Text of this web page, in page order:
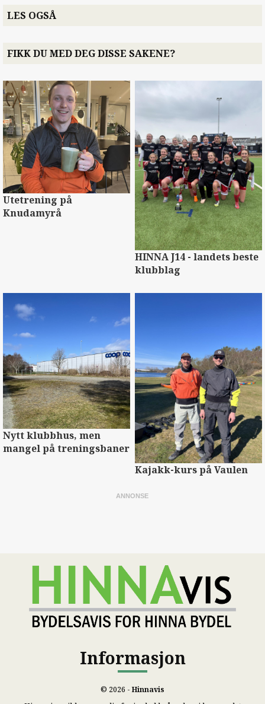
LES OGSÅ
FIKK DU MED DEG DISSE SAKENE?
Utetrening på
Knudamyrå
HINNA J14 - landets beste
klubblag
Nytt klubbhus, men
mangel på treningsbaner
Kajakk-kurs på Vaulen
Informasjon
© 2026 - Hinnavis